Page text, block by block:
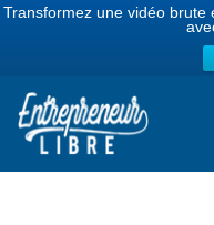
Transformez une vidéo brute
Aller